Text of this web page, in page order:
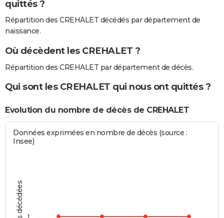
quittés ?
Répartition des CREHALET décédés par département de
naissance.
Où décèdent les CREHALET ?
Répartition des CREHALET par département de décès.
Qui sont les CREHALET qui nous ont quittés ?
Evolution du nombre de décès de CREHALET
Données exprimées en nombre de décès (source :
Insee)